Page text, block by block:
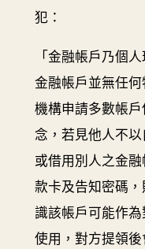
犯：
「金融帳戶乃個
金融帳戶並無任
機構申請多數帳
念，若見他人不
或借用別人之金
款卡及告知密碼
識該帳戶可能作
使用，對方提領